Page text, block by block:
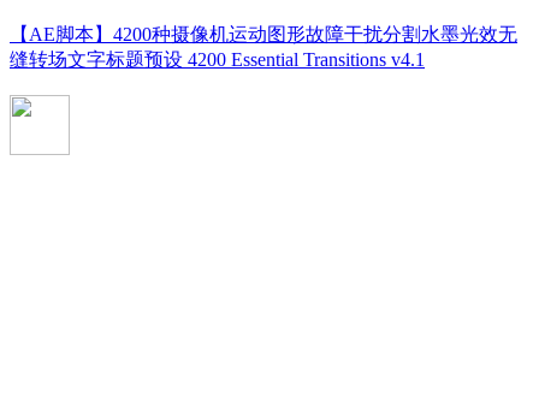
【AE脚本】4200种摄像机运动图形故障干扰分割水墨光效无
缝转场文字标题预设 4200 Essential Transitions v4.1